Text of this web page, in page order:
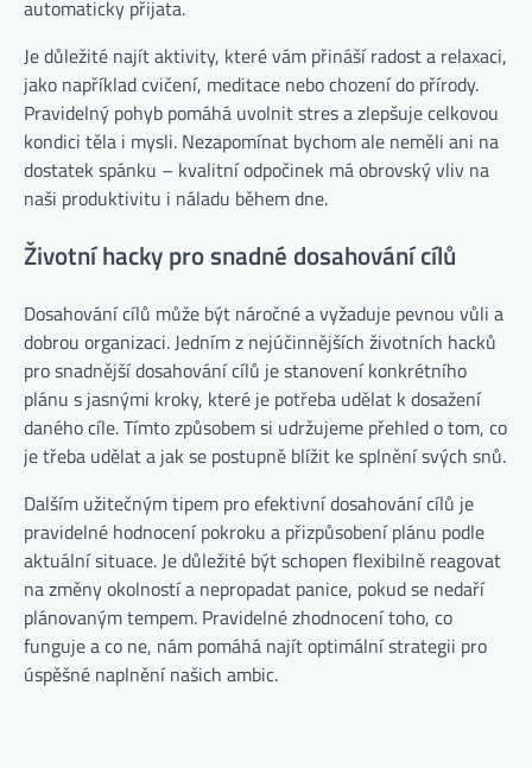
automaticky přijata.
Je důležité najít aktivity, které vám přináší radost a relaxaci,
jako například cvičení, meditace nebo chození do přírody.
Pravidelný pohyb pomáhá uvolnit stres a zlepšuje celkovou
kondici těla i mysli. Nezapomínat bychom ale neměli ani na
dostatek spánku – kvalitní odpočinek má obrovský vliv na
naši produktivitu i náladu během dne.
Životní hacky pro snadné dosahování cílů
Dosahování cílů může být náročné a vyžaduje pevnou vůli a
dobrou organizaci. Jedním z nejúčinnějších životních hacků
pro snadnější dosahování cílů je stanovení konkrétního
plánu s jasnými kroky, které je potřeba udělat k dosažení
daného cíle. Tímto způsobem si udržujeme přehled o tom, co
je třeba udělat a jak se postupně blížit ke splnění svých snů.
Dalším užitečným tipem pro efektivní dosahování cílů je
pravidelné hodnocení pokroku a přizpůsobení plánu podle
aktuální situace. Je důležité být schopen flexibilně reagovat
na změny okolností a nepropadat panice, pokud se nedaří
plánovaným tempem. Pravidelné zhodnocení toho, co
funguje a co ne, nám pomáhá najít optimální strategii pro
úspěšné naplnění našich ambic.